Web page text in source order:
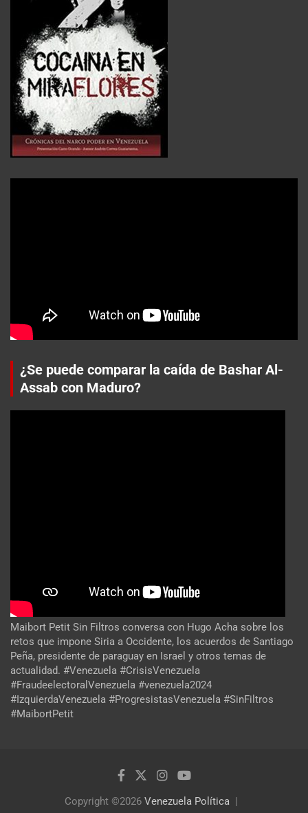
¿Se puede comparar la caída de Bashar Al-
Assab con Maduro?
Maibort Petit Sin Filtros conversa con Hugo Acha sobre los
retos que impone Siria a Occidente, los acuerdos de Santiago
Peña, presidente de paraguay en Israel y otros temas de
actualidad. #Venezuela #CrisisVenezuela
#FraudeelectoralVenezuela #venezuela2024
#IzquierdaVenezuela #ProgresistasVenezuela #SinFiltros
#MaibortPetit
Copyright ©2026 Venezuela Política